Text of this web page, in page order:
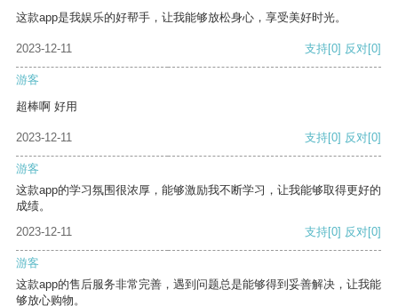
这款app是我娱乐的好帮手，让我能够放松身心，享受美好时光。
2023-12-11 支持[0] 反对[0]
游客
超棒啊 好用
2023-12-11 支持[0] 反对[0]
游客
这款app的学习氛围很浓厚，能够激励我不断学习，让我能够取得更好的
成绩。
2023-12-11
支持[0] 反对[0]
游客
这款app的售后服务非常完善，遇到问题总是能够得到妥善解决，让我能
够放心购物。